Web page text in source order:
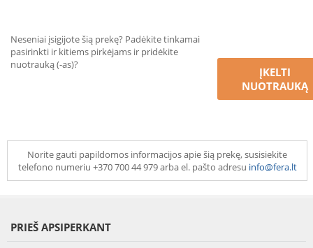
Neseniai įsigijote šią prekę? Padėkite tinkamai
pasirinkti ir kitiems pirkėjams ir pridėkite
nuotrauką (-as)?
ĮKELTI
NUOTRAUKĄ
Norite gauti papildomos informacijos apie šią prekę, susisiekite
telefono numeriu +370 700 44 979 arba el. pašto adresu info@fera.lt
PRIEŠ APSIPERKANT